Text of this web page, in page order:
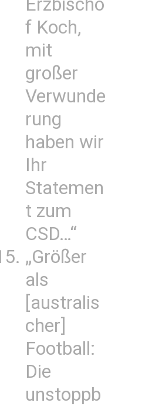
Erzbischo
f Koch,
mit
großer
Verwunde
rung
haben wir
Ihr
Statemen
t zum
CSD…“
„Größer
als
[australis
cher]
Football:
Die
unstoppb